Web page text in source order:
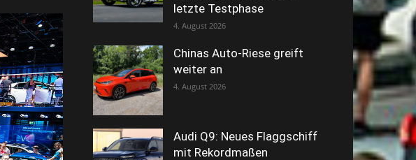
letzte Testphase
4. August 2026
Chinas Auto-Riese greift
weiter an
4. August 2026
Audi Q9: Neues Flaggschiff
mit Rekordmaßen